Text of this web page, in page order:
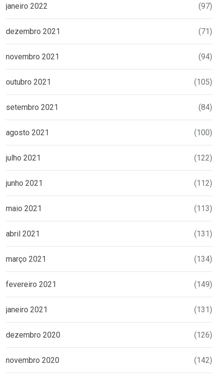
janeiro 2022 (97)
dezembro 2021 (71)
novembro 2021 (94)
outubro 2021 (105)
setembro 2021 (84)
agosto 2021 (100)
julho 2021 (122)
junho 2021 (112)
maio 2021 (113)
abril 2021 (131)
março 2021 (134)
fevereiro 2021 (149)
janeiro 2021 (131)
dezembro 2020 (126)
novembro 2020 (142)